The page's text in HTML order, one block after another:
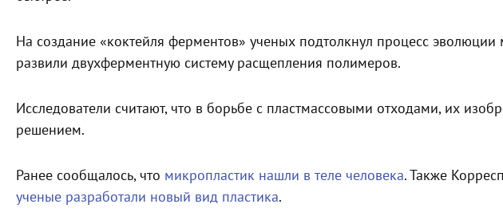
На создание «коктейля ферментов» ученых подтолкнул процесс
развили двухферментную систему расщепления полимеров.
Исследователи считают, что в борьбе с пластмассовыми отходами, их
решением.
Ранее сообщалось, что микропластик нашли в теле человека. Также
ученые разработали новый вид пластика.